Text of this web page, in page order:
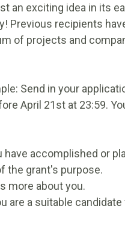
an exciting idea in its
Previous recipients
of projects and
Send in your
April 21st at 23:59.
accomplished or
the grant's purpose.
more about you.
are a suitable